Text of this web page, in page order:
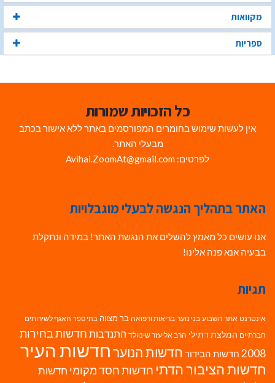
מקוואות
ספריות
כל הזכויות שמורות
אין לעשות שימוש בחומרים המפורסמים באתר ללא אישור בכתב
מבעלי האתר.
לפרטים: Avihai.ZoomAt@gmail.com
האתר בתהליך הנגשה לבעלי מוגבלויות
אנו עושים כל מאמץ להשלים את הנגשת האתר! במידה ונתקלת
בבעיה אנא פנה אלינו!
תגיות
אינטרנט אתר השבוע בני נוער בריאות ורפואה בר מצווה בתי ספר האגף לשירותים
חברתיים המלצת דתילי הרב אליעזר שינוולד התנדבות חדשות בחירות
2008 חדשות הבידור חדשות הנוערחדשות העיר
חדשות הציבור הדתי חדשות חסד מקומי חדשות